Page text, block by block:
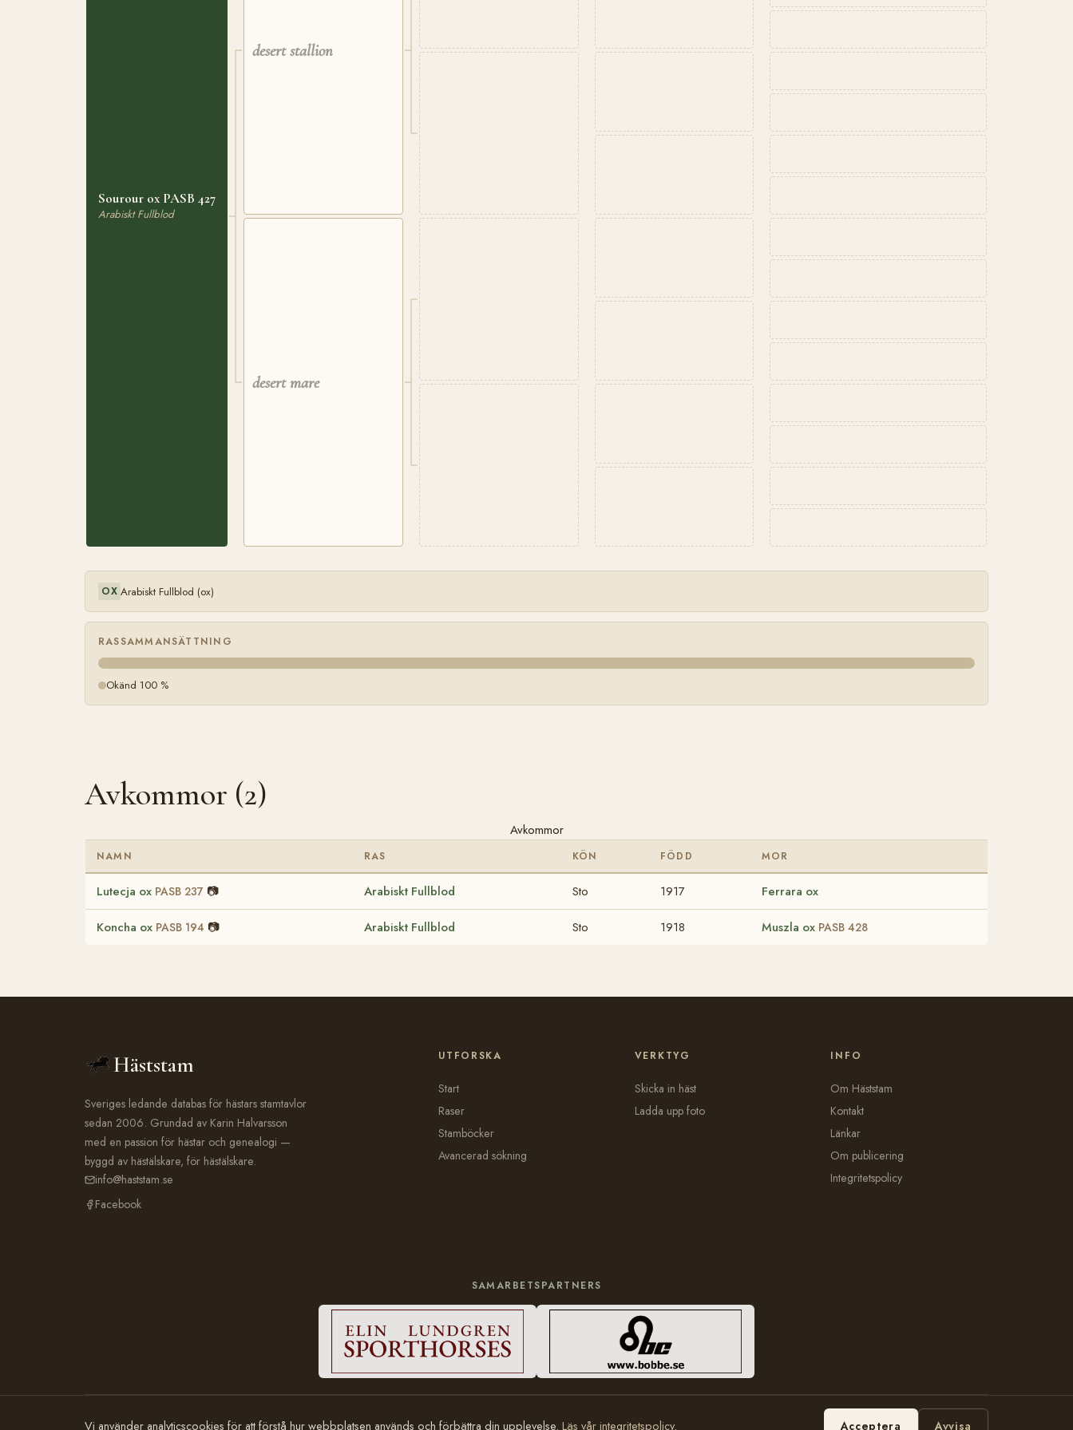
Sourour ox PASB 427
Arabiskt Fullblod
desert stallion
desert mare
OX Arabiskt Fullblod (ox)
RASSAMMANSÄTTNING
Okänd 100 %
Avkommor (2)
Avkommor
NAMN RAS KÖN FÖDD MOR
Lutecja ox PASB 237 📷 Arabiskt Fullblod Sto 1917 Ferrara ox
Koncha ox PASB 194 📷 Arabiskt Fullblod Sto 1918 Muszla ox PASB 428
Häststam
Sveriges ledande databas för hästars stamtavlor
sedan 2006. Grundad av Karin Halvarsson
med en passion för hästar och genealogi —
byggd av hästälskare, för hästälskare.
info@haststam.se
Facebook
UTFORSKA
Start
Raser
Stamböcker
Avancerad sökning
VERKTYG
Skicka in häst
Ladda upp foto
INFO
Om Häststam
Kontakt
Länkar
Om publicering
Integritetspolicy
SAMARBETSPARTNERS
© 2006–2026 Häststam.se · Grundad av Karin Halvarsson Hosting: Bobbe Consulting
Vi använder analyticscookies för att förstå hur webbplatsen används och förbättra din upplevelse. Läs vår integritetspolicy. Acceptera Avvisa